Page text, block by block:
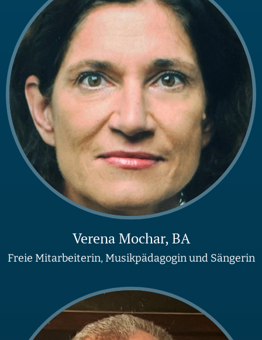
Verena Mochar, BA
Freie Mitarbeiterin, Musikpädagogin und Sängerin